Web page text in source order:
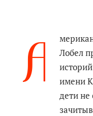
А
Лобел
имени
дети не